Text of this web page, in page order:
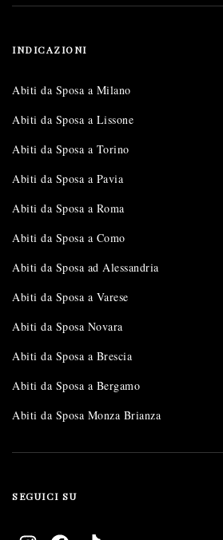
INDICAZIONI
Abiti da Sposa a Milano
Abiti da Sposa a Lissone
Abiti da Sposa a Torino
Abiti da Sposa a Pavia
Abiti da Sposa a Roma
Abiti da Sposa a Como
Abiti da Sposa ad Alessandria
Abiti da Sposa a Varese
Abiti da Sposa Novara
Abiti da Sposa a Brescia
Abiti da Sposa a Bergamo
Abiti da Sposa Monza Brianza
SEGUICI SU